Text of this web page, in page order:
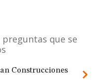
preguntas que se
Construcciones